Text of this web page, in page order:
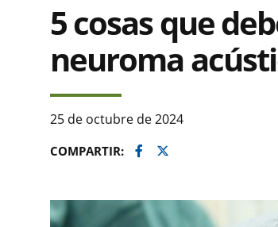
5 cosas que
neuroma
25 de octubre de 2024
COMPARTIR: Facebook
Twitter